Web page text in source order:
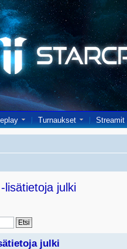
Turnaukset Streamit
lisätietoja julki
julki